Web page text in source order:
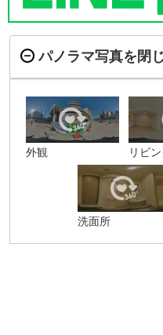
パノラマ写真を閉
外観 リビ
洗面所